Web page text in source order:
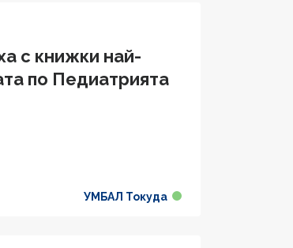
с книжки най-
по Педиатрията
УМБАЛ Токуда